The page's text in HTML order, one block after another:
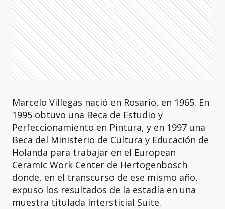
Marcelo Villegas nació en Rosario, en 1965. En
1995 obtuvo una Beca de Estudio y
Perfeccionamiento en Pintura, y en 1997 una
Beca del Ministerio de Cultura y Educación de
Holanda para trabajar en el European
Ceramic Work Center de Hertogenbosch
donde, en el transcurso de ese mismo año,
expuso los resultados de la estadía en una
muestra titulada Intersticial Suite.